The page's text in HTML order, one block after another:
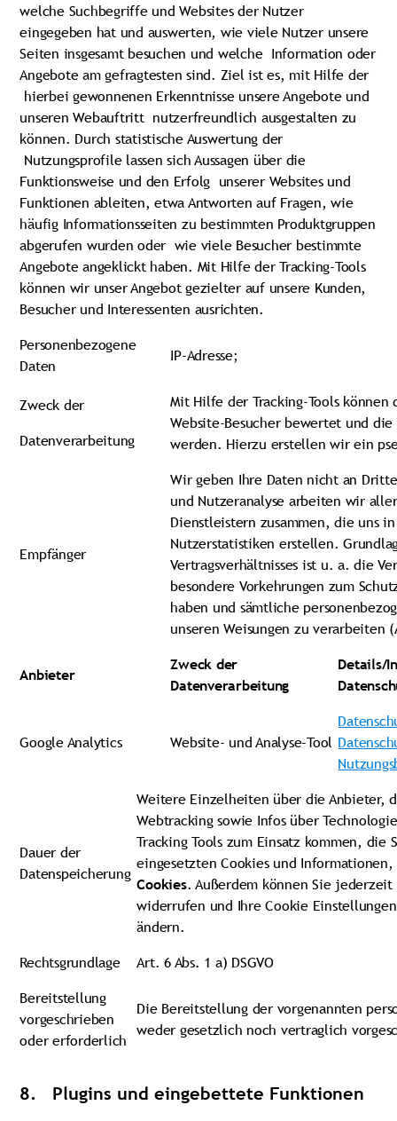
welche Suchbegriffe und Websites der Nutzer
eingegeben hat und auswerten, wie viele Nutzer unsere
Seiten insgesamt besuchen und welche Information oder
Angebote am gefragtesten sind. Ziel ist es, mit Hilfe der
hierbei gewonnenen Erkenntnisse unsere Angebote und
unseren Webauftritt nutzerfreundlich ausgestalten zu
können. Durch statistische Auswertung der
Nutzungsprofile lassen sich Aussagen über die
Funktionsweise und den Erfolg unserer Websites und
Funktionen ableiten, etwa Antworten auf Fragen, wie
häufig Informationsseiten zu bestimmten Produktgruppen
abgerufen wurden oder wie viele Besucher bestimmte
Angebote angeklickt haben. Mit Hilfe der Tracking-Tools
können wir unser Angebot gezielter auf unsere Kunden,
Besucher und Interessenten ausrichten.
Personenbezogene
Daten
IP-Adresse;
Zweck der
Datenverarbeitung
Mit Hilfe der Tracking-Tools können
Website-Besucher bewertet und
werden. Hierzu erstellen wir ein
Empfänger
Wir geben Ihre Daten nicht an
und Nutzeranalyse arbeiten wir
Dienstleistern zusammen, die uns
Nutzerstatistiken erstellen.
Vertragsverhältnisses ist u. a. die
besondere Vorkehrungen zum
haben und sämtliche
unseren Weisungen zu verarbeiten
Anbieter
Zweck der
Datenverarbeitung
Details/
Google Analytics Website- und Analyse-Tool
Dauer der
Datenspeicherung
Weitere Einzelheiten über die Anbieter,
Webtracking sowie Infos über
Tracking Tools zum Einsatz kommen,
eingesetzten Cookies und
Cookies. Außerdem können Sie
widerrufen und Ihre Cookie
ändern.
Rechtsgrundlage
Art. 6 Abs. 1 a) DSGVO
Bereitstellung
vorgeschrieben
oder erforderlich
Die Bereitstellung der vorgenannten
weder gesetzlich noch vertraglich
8. Plugins und eingebettete Funktionen